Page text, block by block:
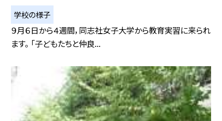
学校の様子
９月６日から４週間，同志社女子大学から教育実習に来られ
ます。 「子どもたちと仲良...